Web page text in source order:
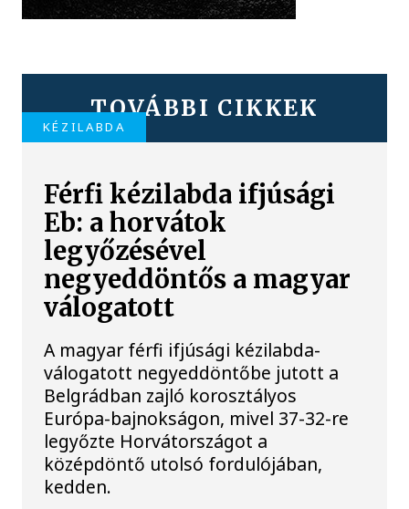
TOVÁBBI CIKKEK
KÉZILABDA
Férfi kézilabda ifjúsági
Eb: a horvátok
legyőzésével
negyeddöntős a magyar
válogatott
A magyar férfi ifjúsági kézilabda-
válogatott negyeddöntőbe jutott a
Belgrádban zajló korosztályos
Európa-bajnokságon, mivel 37-32-re
legyőzte Horvátországot a
középdöntő utolsó fordulójában,
kedden.